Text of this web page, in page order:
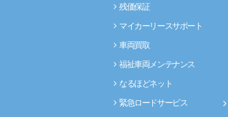
残価保証
マイカーリースサポート
車両買取
福祉車両メンテナンス
なるほどネット
緊急ロードサービス